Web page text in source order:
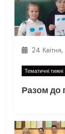
в
24
Тематичні тижні
Разом до